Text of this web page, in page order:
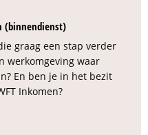
(binnendienst)
graag een stap verder
werkomgeving waar
En ben je in het bezit
Inkomen?